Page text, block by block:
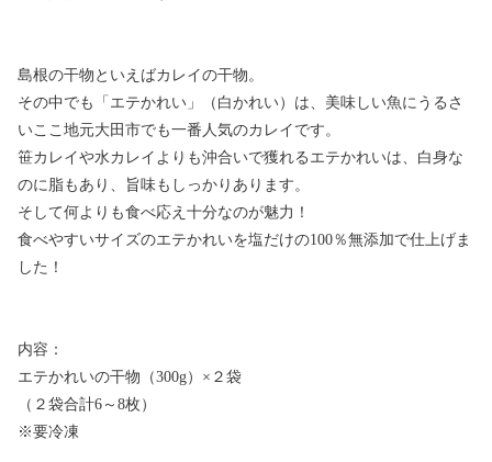
島根の干物といえばカレイの干物。
その中でも「エテかれい」（白かれい）は、美味しい魚にうるさ
いここ地元大田市でも一番人気のカレイです。
笹カレイや水カレイよりも沖合いで獲れるエテかれいは、白身な
のに脂もあり、旨味もしっかりあります。
そして何よりも食べ応え十分なのが魅力！
食べやすいサイズのエテかれいを塩だけの100％無添加で仕上げま
した！
内容：
エテかれいの干物（300g）×２袋
（２袋合計6～8枚）
※要冷凍